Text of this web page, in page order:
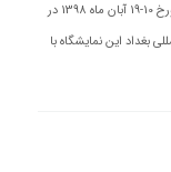
بین المللی بازرگانی عراق مورخ 10-19 آبان ماه 1398 در
بغداد این نمایشگاه با